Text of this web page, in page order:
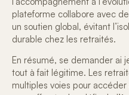
plateforme collabore avec
un soutien global, évitant
durable chez les retraités.
En résumé, se demander ai
tout à fait légitime. Les
multiples voies pour